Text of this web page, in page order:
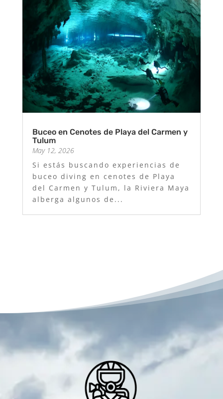
Buceo en Cenotes de Playa del Carmen y
Tulum
May 12, 2026
Si estás buscando experiencias de
buceo diving en cenotes de Playa
del Carmen y Tulum, la Riviera Maya
alberga algunos de...